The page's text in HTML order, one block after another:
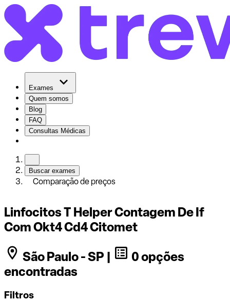
Exames
Quem somos
Blog
FAQ
Consultas Médicas
Buscar exames
Comparação de preços
Linfocitos T Helper Contagem De If
Com Okt4 Cd4 Citomet
São Paulo - SP |
0 opções
encontradas
Filtros